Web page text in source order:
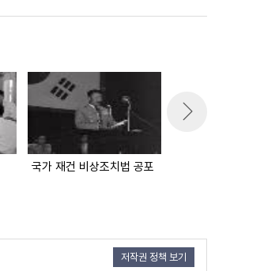
국가 재건 비상조치법 공포
저작권 정책 보기